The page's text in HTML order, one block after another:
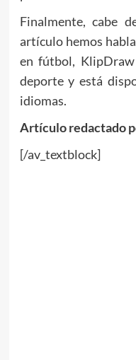
Finalmente, cabe
artículo hemos
en fútbol,
deporte y está
idiomas.
Artículo redactado
[/av_textblock]